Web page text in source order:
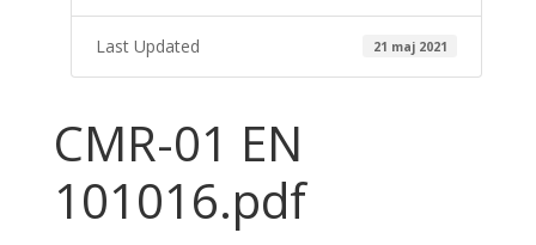
Last Updated 21 maj 2021
CMR-01 EN
101016.pdf